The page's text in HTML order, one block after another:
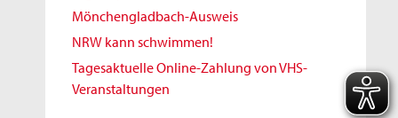
Mönchengladbach-Ausweis
NRW kann schwimmen!
Tagesaktuelle Online-Zahlung von VHS-
Veranstaltungen